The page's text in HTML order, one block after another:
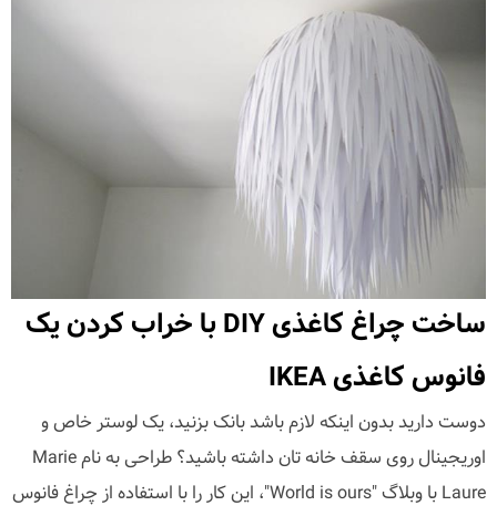
ساخت چراغ کاغذی DIY با خراب کردن یک
فانوس کاغذی IKEA
دوست دارید بدون اینکه لازم باشد بانک بزنید، یک لوستر خاص و
اوریجینال روی سقف خانه تان داشته باشید؟ طراحی به نام Marie
Laure با وبلاگ "World is ours"، این کار را با استفاده از چراغ فانوس